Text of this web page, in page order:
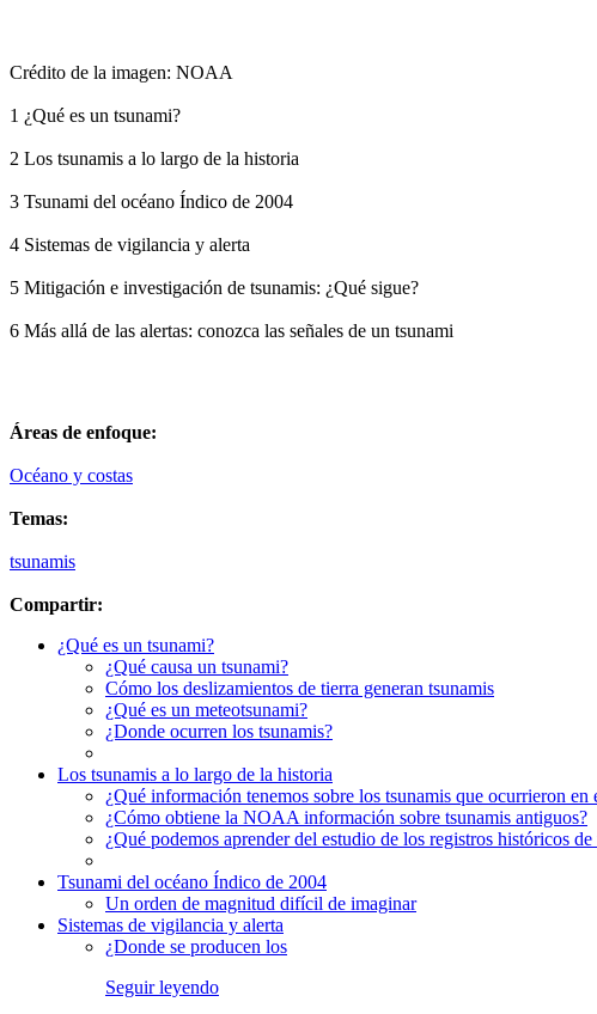
Crédito de la imagen: NOAA
1 ¿Qué es un tsunami?
2 Los tsunamis a lo largo de la historia
3 Tsunami del océano Índico de 2004
4 Sistemas de vigilancia y alerta
5 Mitigación e investigación de tsunamis: ¿Qué sigue?
6 Más allá de las alertas: conozca las señales de un tsunami
Áreas de enfoque:
Océano y costas
Temas:
tsunamis
Compartir:
¿Qué es un tsunami?
¿Qué causa un tsunami?
Cómo los deslizamientos de tierra generan tsunamis
¿Qué es un meteotsunami?
¿Donde ocurren los tsunamis?
Los tsunamis a lo largo de la historia
¿Qué información tenemos sobre los tsunamis que ocurrieron en
¿Cómo obtiene la NOAA información sobre tsunamis antiguos?
¿Qué podemos aprender del estudio de los registros históricos de
Tsunami del océano Índico de 2004
Un orden de magnitud difícil de imaginar
Sistemas de vigilancia y alerta
¿Donde se producen los
Seguir leyendo